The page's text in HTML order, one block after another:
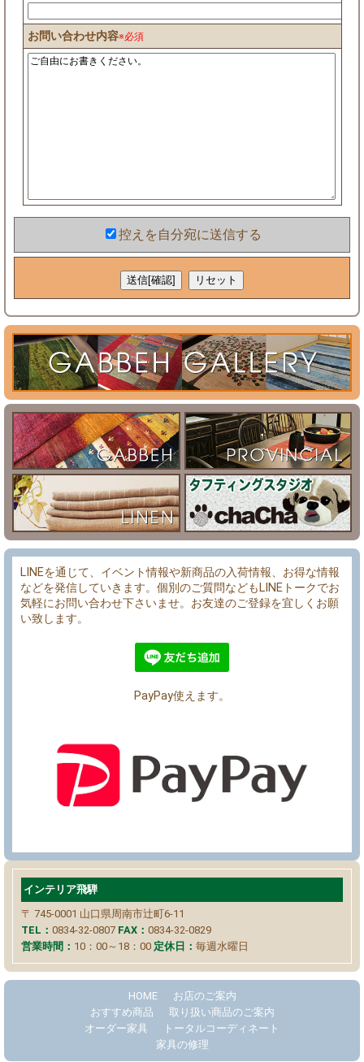
お問い合わせ内容※必須
控えを自分宛に送信する
LINEを通じて、イベント情報や新商品の入荷情報、お得な情報
などを発信していきます。個別のご質問などもLINEトークでお
気軽にお問い合わせ下さいませ。お友達のご登録を宜しくお願
い致します。
PayPay使えます。
インテリア飛騨
〒 745-0001 山口県周南市辻町6-11
TEL： 0834-32-0807 FAX： 0834-32-0829
営業時間： 10：00～18：00 定休日： 毎週水曜日
HOME
お店のご案内
おすすめ商品
取り扱い商品のご案内
オーダー家具
トータルコーディネート
家具の修理